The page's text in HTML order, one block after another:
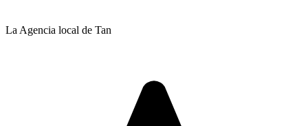
La Agencia local de Tan